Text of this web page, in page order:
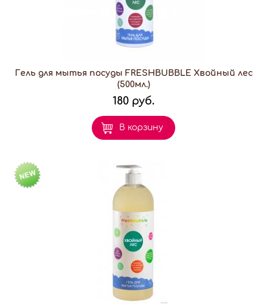
Гель для мытья посуды FRESHBUBBLE Хвойный лес
(500мл.)
180 руб.
В корзину